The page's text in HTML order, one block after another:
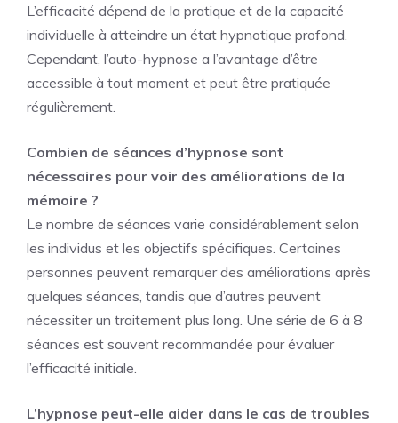
L’efficacité dépend de la pratique et de la capacité
individuelle à atteindre un état hypnotique profond.
Cependant, l’auto-hypnose a l’avantage d’être
accessible à tout moment et peut être pratiquée
régulièrement.
Combien de séances d’hypnose sont
nécessaires pour voir des améliorations de la
mémoire ?
Le nombre de séances varie considérablement selon
les individus et les objectifs spécifiques. Certaines
personnes peuvent remarquer des améliorations après
quelques séances, tandis que d’autres peuvent
nécessiter un traitement plus long. Une série de 6 à 8
séances est souvent recommandée pour évaluer
l’efficacité initiale.
L’hypnose peut-elle aider dans le cas de troubles